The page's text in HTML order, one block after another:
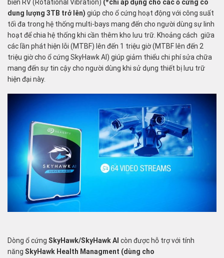
biến RV (Rotational Vibration) (*chỉ áp dụng cho các ổ cứng có
dung lượng 3TB trở lên) giúp cho ổ cứng hoạt động với công suất
tối đa trong hệ thống multi-bays mang đến cho người dùng sự linh
hoạt để chia hệ thống khi cần thêm kho lưu trữ. Khoảng cách giữa
các lần phát hiện lỗi (MTBF) lên đến 1 triệu giờ (MTBF lên đến 2
triệu giờ cho ổ cứng SkyHawk AI) giúp giảm thiểu chi phí sửa chữa
mang đến sự tin cậy cho người dùng khi sử dụng thiết bị lưu trữ
hiện đại này.
Dòng ổ cứng SkyHawk/SkyHawk AI còn được hỗ trợ với tính
năng SkyHawk Health Managment (dùng cho